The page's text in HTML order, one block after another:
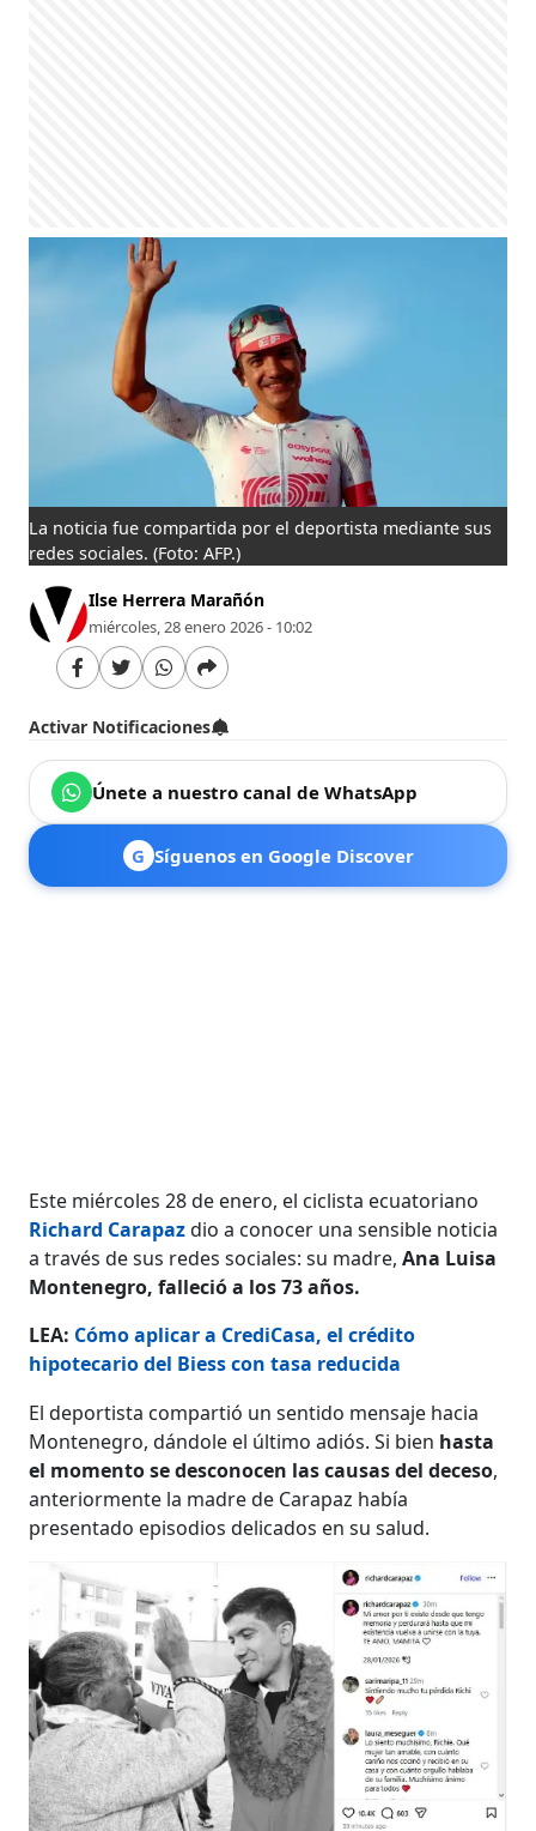
La noticia fue compartida por el deportista mediante sus
redes sociales.(Foto: AFP.)
Ilse Herrera Marañón
miércoles, 28 enero 2026 - 10:02
Activar Notificaciones
Únete a nuestro canal de WhatsApp
G Síguenos en Google Discover
Este miércoles 28 de enero, el ciclista ecuatoriano
Richard Carapazdio a conocer una sensible noticia
a través de sus redes sociales: su madre,Ana Luisa
Montenegro, falleció a los 73 años.
LEA: Cómo aplicar a CrediCasa, el crédito
hipotecario del Biess con tasa reducida
El deportista compartió un sentido mensaje hacia
Montenegro, dándole el último adiós. Si bien hasta
el momento se desconocen las causas del deceso,
anteriormente la madre de Carapaz había
presentado episodios delicados en su salud.